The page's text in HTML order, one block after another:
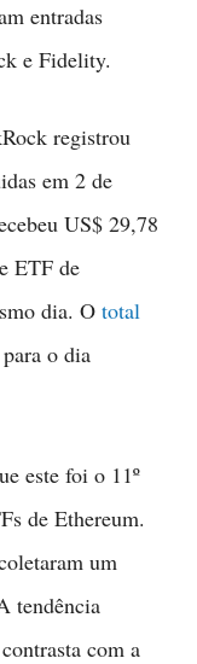
entradas
e Fidelity.
registrou
em 2 de
US$ 29,78
ETF de
dia. O total
para o dia
este foi o 11º
de Ethereum.
um
tendência
com a